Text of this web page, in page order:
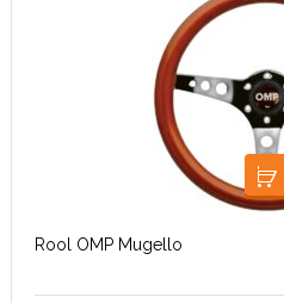
Rool OMP Mugello